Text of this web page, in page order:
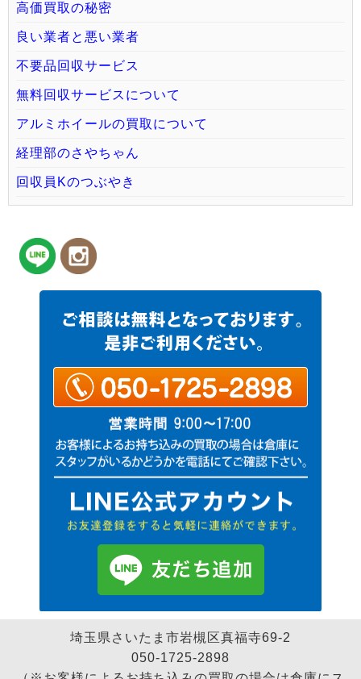
高価買取の秘密
良い業者と悪い業者
不要品回収サービス
無料回収サービスについて
アルミホイールの買取について
経理部のさやちゃん
回収員Kのつぶやき
埼玉県さいたま市岩槻区真福寺69-2
050-1725-2898